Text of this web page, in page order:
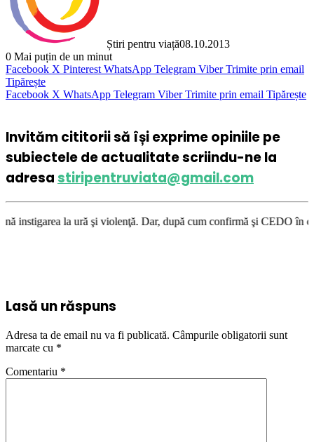
Știri pentru viață08.10.2013
0 Mai puțin de un minut
Facebook X Pinterest WhatsApp Telegram Viber Trimite prin email
Tipărește
Facebook X WhatsApp Telegram Viber Trimite prin email Tipărește
Invităm cititorii să își exprime opiniile pe
subiectele de actualitate scriindu-ne la
adresastiripentruviata@gmail.com
ură şi violenţă. Dar, după cum confirmă şi CEDO în cazul
Lasă un răspuns
Adresa ta de email nu va fi publicată. Câmpurile obligatorii sunt
marcate cu *
Comentariu *